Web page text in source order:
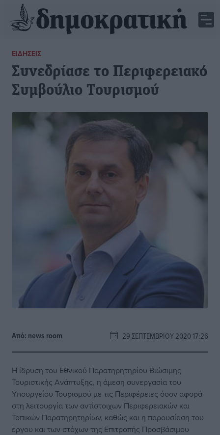
ΕΙΔΉΣΕΙΣ
Συνεδρίασε το Περιφερειακό
Συμβούλιο Τουρισμού
Από: news room 29 ΣΕΠΤΕΜΒΡΊΟΥ 2020 17:26
Η ίδρυση του Εθνικού Παρατηρητηρίου Βιώσιμης
Τουριστικής Ανάπτυξης, η άμεση συνεργασία του
Υπουργείου Τουρισμού με τις Περιφέρειες όσον αφορά
στη λειτουργία των αντίστοιχων Περιφερειακών και
Τοπικών Παρατηρητηρίων, καθώς και η παρουσίαση του
έργου και των στόχων της Επιτροπής Προσβάσιμου